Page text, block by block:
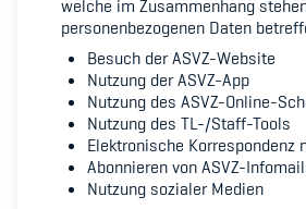
Teilnahmeberechtigung
Academy
welche im Zusammenhang
personenbezogenen Daten
Besuch der ASVZ-Website
Nutzung der ASVZ-App
Nutzung des ASVZ-Online-
Nutzung des TL-/Staff-Tools
Elektronische Korrespondenz
Abonnieren von ASVZ-
Nutzung sozialer Medien